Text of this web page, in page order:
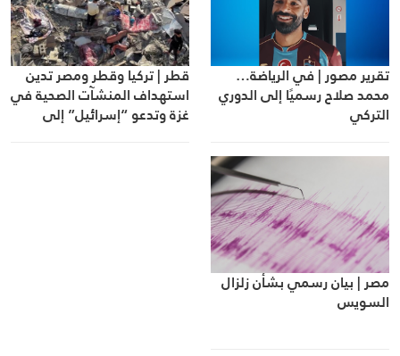
تقرير مصور | في الرياضة…
محمد صلاح رسميًا إلى الدوري
التركي
قطر | تركيا وقطر ومصر تدين
استهداف المنشآت الصحية في
غزة وتدعو “إسرائيل” إلى
مصر | بيان رسمي بشأن زلزال
السويس